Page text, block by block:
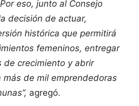
eso, junto al Consejo
decisión de actuar,
histórica que permitirá
femeninos, entregar
de crecimiento y abrir
de mil emprendedoras
agregó.